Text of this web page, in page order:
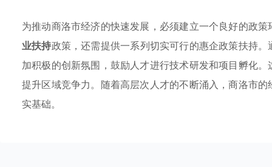
为推动商洛市经济的快速发展，必须建立一个良好的政
业扶持政策，还需提供一系列切实可行的惠企政策扶持
加积极的创新氛围，鼓励人才进行技术研发和项目孵化
提升区域竞争力。随着高层次人才的不断涌入，商洛市
实基础。